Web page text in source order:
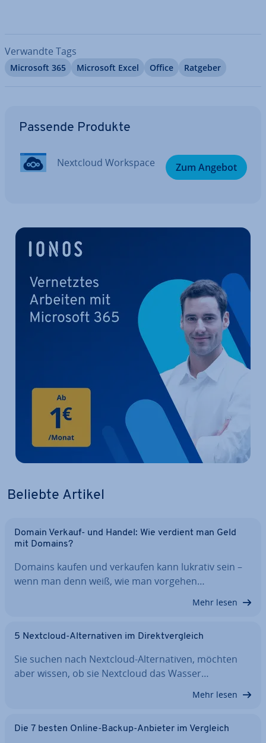
Verwandte Tags
Microsoft 365 Microsoft Excel Office Ratgeber
Passende Produkte
Nextcloud Workspace Zum Angebot
Beliebte Artikel
Domain Verkauf- und Handel: Wie verdient man Geld
mit Domains?
Domains kaufen und verkaufen kann lukrativ sein –
wenn man denn weiß, wie man vorgehen…
Mehr lesen
5 Nextcloud-Al­ter­na­ti­ven im Di­rekt­ver­gleich
Sie suchen nach Nextcloud-Al­ter­na­ti­ven, möchten
aber wissen, ob sie Nextcloud das Wasser…
Mehr lesen
Die 7 besten Online-Backup-Anbieter im Vergleich